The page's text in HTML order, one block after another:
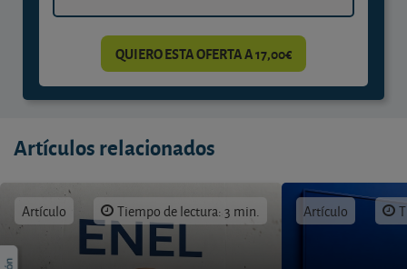
QUIERO ESTA OFERTA A 17,00€
Artículos relacionados
Artículo Tiempo de lectura: 3 min. Artículo